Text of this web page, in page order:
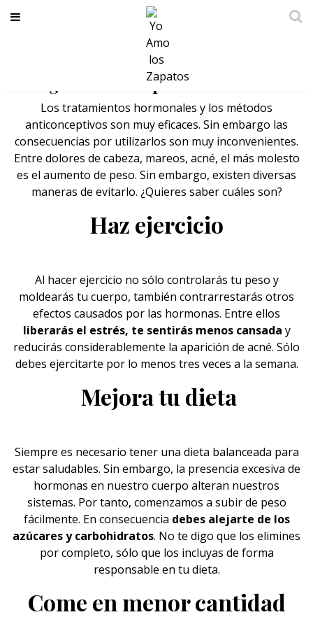
Maneras de evitar que las hormonas
te hagan subir de peso
Los tratamientos hormonales y los métodos
anticonceptivos son muy eficaces. Sin embargo las
consecuencias por utilizarlos son muy inconvenientes.
Entre dolores de cabeza, mareos, acné, el más molesto
es el aumento de peso. Sin embargo, existen diversas
maneras de evitarlo. ¿Quieres saber cuáles son?
Haz ejercicio
Al hacerejercicio no sólo controlarás tu peso y
moldearás tu cuerpo, también contrarrestarás otros
efectos causados por las hormonas. Entre ellos
liberarás el estrés, te sentirás menos cansada y
reducirás considerablemente la aparición de acné. Sólo
debes ejercitarte por lo menos tres veces a la semana.
Mejora tu dieta
Siempre es necesario tener una dieta balanceada para
estar saludables. Sin embargo, la presencia excesiva de
hormonas en nuestro cuerpo alteran nuestros
sistemas. Por tanto, comenzamos a subir de peso
fácilmente. En consecuencia debes alejarte de los
azúcares y carbohidratos. No te digo que los elimines
por completo, sólo que los incluyas de forma
responsable en tu dieta.
Come en menor cantidad